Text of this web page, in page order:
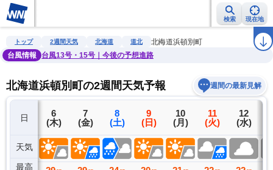
検索 現在地
雨雲レーダー 台風情報 地震情報 警報・注意報 ラ
トップ 2週間天気 北海道 道北
北海道浜頓別町
台風情報
台風13号・15号｜今後の予想進路
北海道浜頓別町の2週間天気予報 週間の最新見解
日
天気
最高
5
(水)
6
(木)
7
(金)
8
(土)
9
(日)
10
(月)
11
(火)
12
(水)